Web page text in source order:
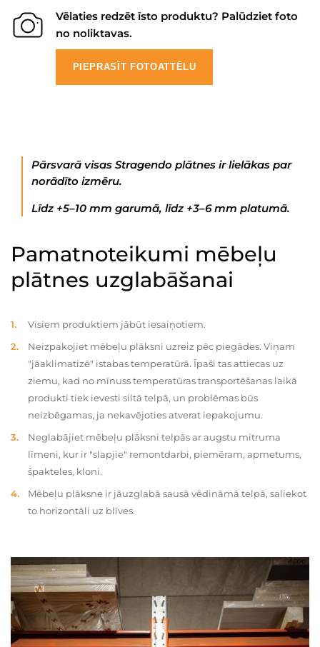
Vēlaties redzēt īsto produktu? Palūdziet foto
no noliktavas.
PIEPRASĪT FOTOATTĒLU
Pārsvarā visas Stragendo plātnes ir lielākas par
norādīto izmēru.
Līdz +5–10 mm garumā, līdz +3–6 mm platumā.
Pamatnoteikumi mēbeļu
plātnes uzglabāšanai
Visiem produktiem jābūt iesaiņotiem.
Neizpakojiet mēbeļu plāksni uzreiz pēc piegādes. Viņam
"jāaklimatizē" istabas temperatūrā. Īpaši tas attiecas uz
ziemu, kad no mīnuss temperatūras transportēšanas laikā
produkti tiek ievesti siltā telpā, un problēmas būs
neizbēgamas, ja nekavējoties atverat iepakojumu.
Neglabājiet mēbeļu plāksni telpās ar augstu mitruma
līmeni, kur ir "slapjie" remontdarbi, piemēram, apmetums,
špakteles, kloni.
Mēbeļu plāksne ir jāuzglabā sausā vēdināmā telpā, saliekot
to horizontāli uz blīves.